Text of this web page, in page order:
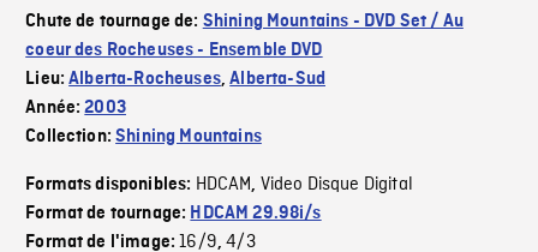
Chute de tournage de: Shining Mountains - DVD Set / Au
coeur des Rocheuses - Ensemble DVD
Lieu:Alberta-Rocheuses,Alberta-Sud
Année:2003
Collection:Shining Mountains
Formats disponibles: HDCAM, Video Disque Digital
Format de tournage: HDCAM 29.98i/s
Format de l'image:16/9,4/3